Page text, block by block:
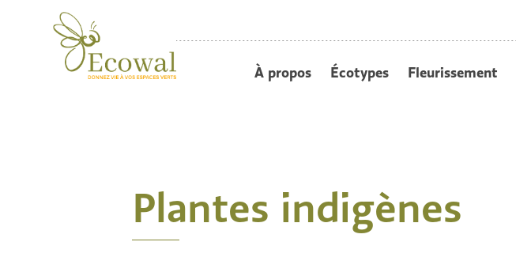
À propos Écotypes Fleurissement
Plantes indigènes